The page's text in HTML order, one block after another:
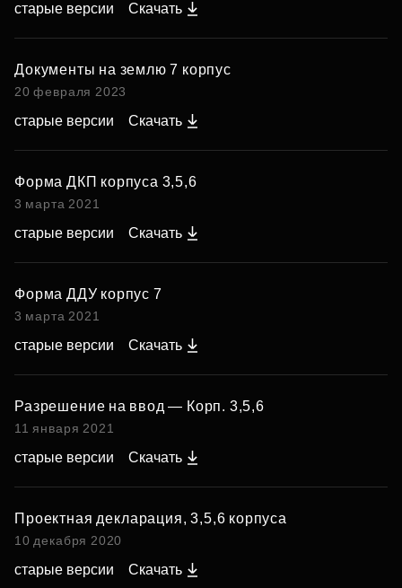
старые версии Скачать
Документы на землю 7 корпус
20 февраля 2023
старые версии Скачать
Форма ДКП корпуса 3,5,6
3 марта 2021
старые версии Скачать
Форма ДДУ корпус 7
3 марта 2021
старые версии Скачать
Разрешение на ввод — Корп. 3,5,6
11 января 2021
старые версии Скачать
Проектная декларация, 3,5,6 корпуса
10 декабря 2020
старые версии Скачать